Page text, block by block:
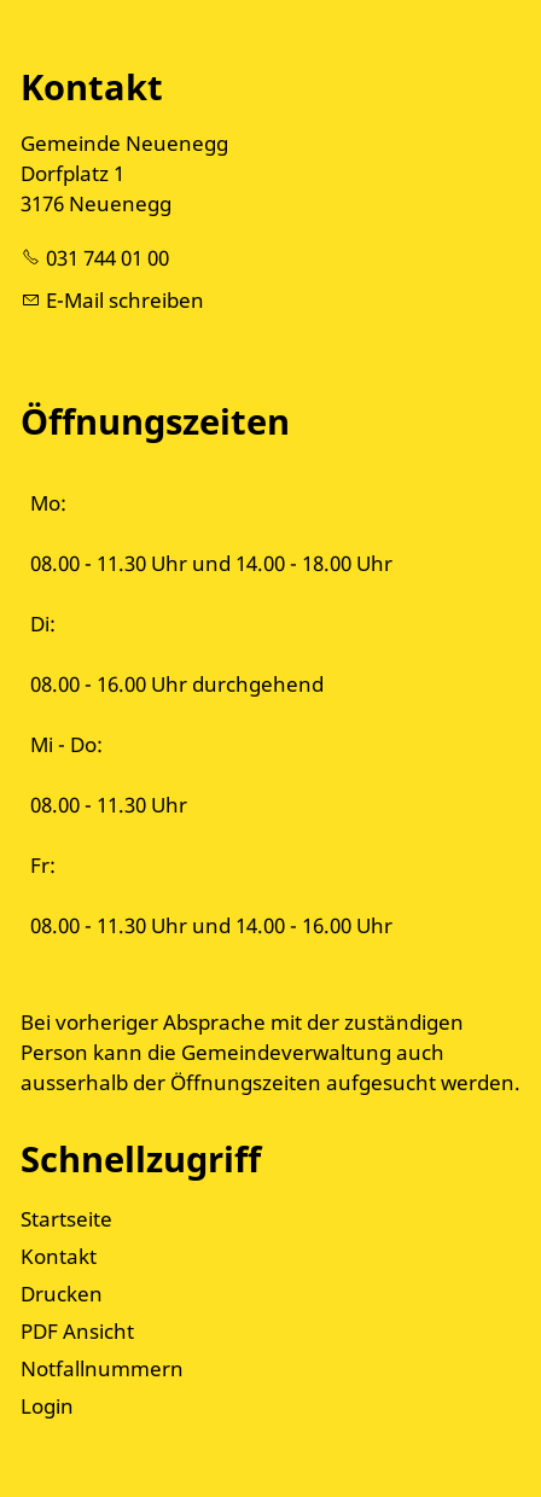
Kontakt
Gemeinde Neuenegg
Dorfplatz 1
3176 Neuenegg
031 744 01 00
E-Mail schreiben
Öffnungszeiten
Mo:
08.00 - 11.30 Uhr und 14.00 - 18.00 Uhr
Di:
08.00 - 16.00 Uhr durchgehend
Mi - Do:
08.00 - 11.30 Uhr
Fr:
08.00 - 11.30 Uhr und 14.00 - 16.00 Uhr
Bei vorheriger Absprache mit der zuständigen
Person kann die Gemeindeverwaltung auch
ausserhalb der Öffnungszeiten aufgesucht werden.
Schnellzugriff
Startseite
Kontakt
Drucken
PDF Ansicht
Notfallnummern
Login